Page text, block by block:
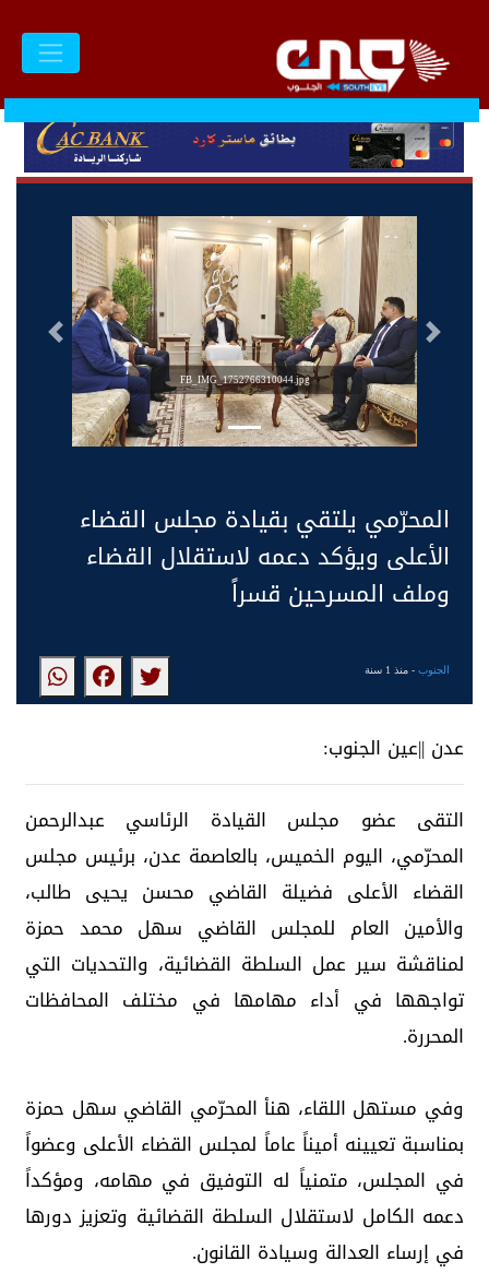
FB_IMG_1752766310044.jpg
التالى السابق
المحرّمي يلتقي بقيادة مجلس القضاء
الأعلى ويؤكد دعمه لاستقلال القضاء
وملف المسرحين قسراً
الجنوب- منذ 1 سنة
عدن ||عين الجنوب:
التقى عضو مجلس القيادة الرئاسي عبدالرحمن
المحرّمي، اليوم الخميس، بالعاصمة عدن، برئيس مجلس
القضاء الأعلى فضيلة القاضي محسن يحيى طالب،
والأمين العام للمجلس القاضي سهل محمد حمزة
لمناقشة سير عمل السلطة القضائية، والتحديات التي
تواجهها في أداء مهامها في مختلف المحافظات
المحررة.
وفي مستهل اللقاء، هنأ المحرّمي القاضي سهل حمزة
بمناسبة تعيينه أميناً عاماً لمجلس القضاء الأعلى وعضواً
في المجلس، متمنياً له التوفيق في مهامه، ومؤكداً
دعمه الكامل لاستقلال السلطة القضائية وتعزيز دورها
في إرساء العدالة وسيادة القانون.